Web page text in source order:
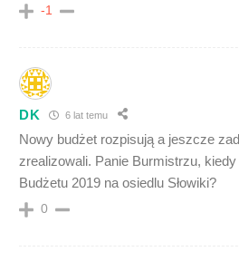
-1
DK 6 lat temu
Nowy budżet rozpisują a jeszcze
zrealizowali. Panie Burmistrzu,
Budżetu 2019 na osiedlu Słowiki?
0